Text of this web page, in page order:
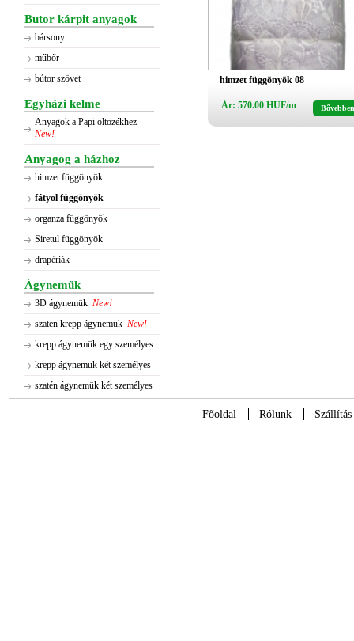
Butor kárpit anyagok
bársony
műbőr
bútor szövet
Egyházi kelme
Anyagok a Papi öltözékhez
New!
Anyagog a házhoz
himzet függönyök
fátyol függönyök
organza függönyök
Siretul függönyök
drapériák
Ágyneműk
3D ágynemük New!
szaten krepp ágynemük New!
krepp ágynemük egy személyes
krepp ágynemük két személyes
szatén ágynemük két személyes
himzet függönyök 08
Ár: 570.00 HUF/m Bővebben
Főoldal Rólunk Szállítás